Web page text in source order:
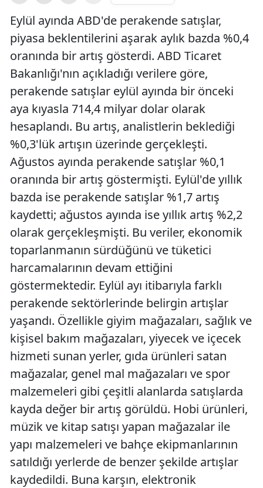
Eylül ayında ABD'de perakende satışlar,
piyasa beklentilerini aşarak aylık bazda %0,4
oranında bir artış gösterdi. ABD Ticaret
Bakanlığı'nın açıkladığı verilere göre,
perakende satışlar eylül ayında bir önceki
aya kıyasla 714,4 milyar dolar olarak
hesaplandı. Bu artış, analistlerin beklediği
%0,3'lük artışın üzerinde gerçekleşti.
Ağustos ayında perakende satışlar %0,1
oranında bir artış göstermişti. Eylül'de yıllık
bazda ise perakende satışlar %1,7 artış
kaydetti; ağustos ayında ise yıllık artış %2,2
olarak gerçekleşmişti. Bu veriler, ekonomik
toparlanmanın sürdüğünü ve tüketici
harcamalarının devam ettiğini
göstermektedir. Eylül ayı itibarıyla farklı
perakende sektörlerinde belirgin artışlar
yaşandı. Özellikle giyim mağazaları, sağlık ve
kişisel bakım mağazaları, yiyecek ve içecek
hizmeti sunan yerler, gıda ürünleri satan
mağazalar, genel mal mağazaları ve spor
malzemeleri gibi çeşitli alanlarda satışlarda
kayda değer bir artış görüldü. Hobi ürünleri,
müzik ve kitap satışı yapan mağazalar ile
yapı malzemeleri ve bahçe ekipmanlarının
satıldığı yerlerde de benzer şekilde artışlar
kaydedildi. Buna karşın, elektronik